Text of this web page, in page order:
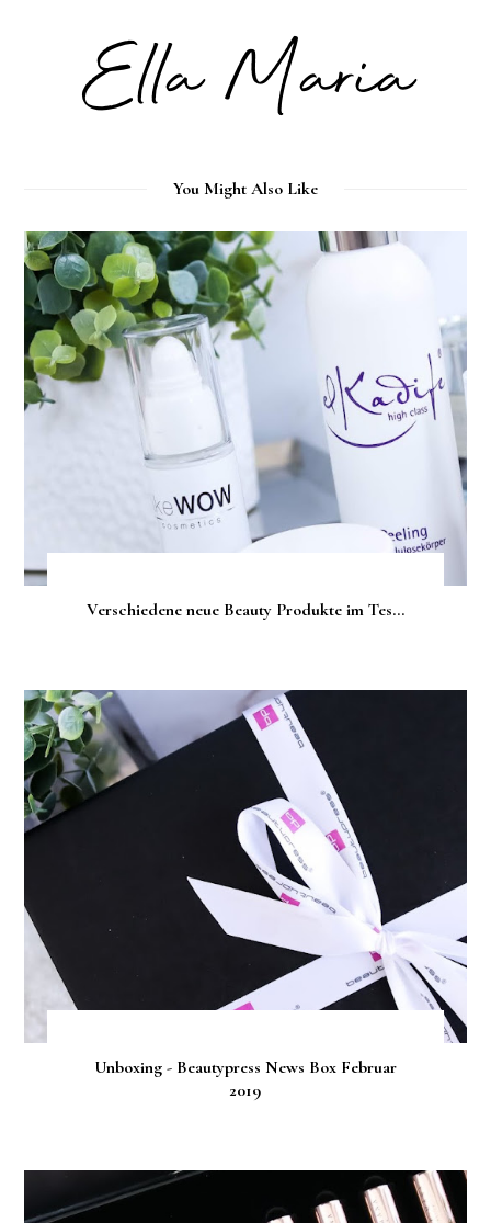
You Might Also Like
Verschiedene neue Beauty Produkte im Tes...
Unboxing - Beautypress News Box Februar
2019